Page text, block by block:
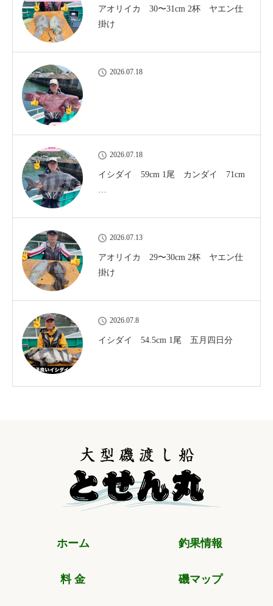
アオリイカ 30〜31cm 2杯 ヤエン仕
掛け
2026.07.18
2026.07.18
イシダイ 59cm 1尾 カンダイ 71cm
2026.07.13
アオリイカ 29〜30cm 2杯 ヤエン仕
掛け
2026.07.8
イシダイ 54.5cm 1尾 五月四日分
ホーム 釣果情報
料 金 磯マップ